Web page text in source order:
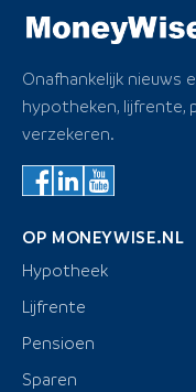
Onafhankelijk nieuws
hypotheken, lijfrente,
verzekeren.
OP MONEYWISE.NL
Hypotheek
Lijfrente
Pensioen
Sparen